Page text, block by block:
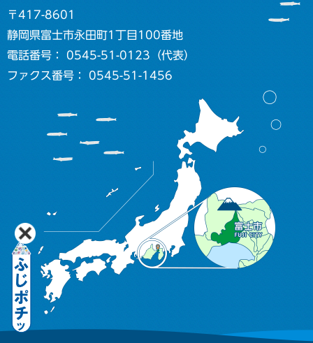
〒417-8601
静岡県富士市永田町1丁目100番地
電話番号： 0545-51-0123（代表）
ファクス番号： 0545-51-1456